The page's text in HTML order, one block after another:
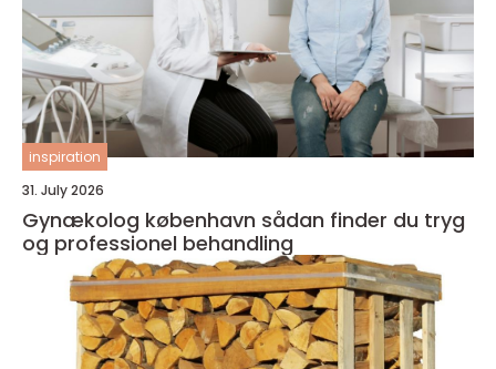
inspiration
31. July 2026
Gynækolog københavn sådan finder du tryg
og professionel behandling